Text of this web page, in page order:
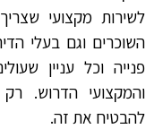
לשירות מקצועי
השוכרים וגם בעלי
פנייה וכל עניין
והמקצועי הדרוש.
להבטיח את זה.